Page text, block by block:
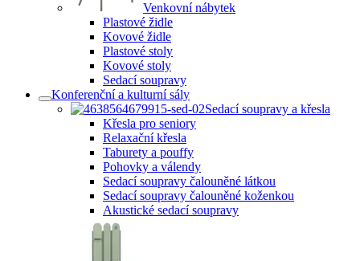
Venkovní nábytek
Plastové židle
Kovové židle
Plastové stoly
Kovové stoly
Sedací soupravy
Konferenční a kulturní sály
Sedací soupravy a křesla
Křesla pro seniory
Relaxační křesla
Taburety a pouffy
Pohovky a válendy
Sedací soupravy čalouněné látkou
Sedací soupravy čalouněné koženkou
Akustické sedací soupravy